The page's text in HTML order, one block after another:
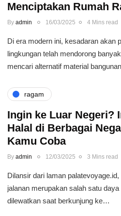
Menciptakan Rumah
By admin 16/03/2025 4 Mins read
Di era modern ini, kesadaran akan
lingkungan telah mendorong
mencari alternatif material
ragam
Ingin ke Luar Negeri?
Halal di Berbagai
Kamu Coba
By admin 12/03/2025 3 Mins read
Dilansir dari laman
jalanan merupakan salah satu
dilewatkan saat berkunjung ke…